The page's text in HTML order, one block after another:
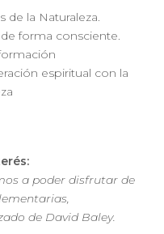
de la Naturaleza.
forma consciente.
espiritual con la
a poder disfrutar de
de David Baley.